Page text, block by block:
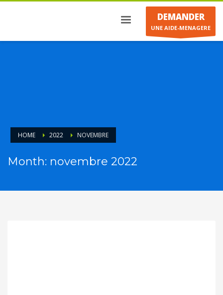
DEMANDER
UNE AIDE-MENAGERE
HOME 2022 NOVEMBRE
Month: novembre 2022